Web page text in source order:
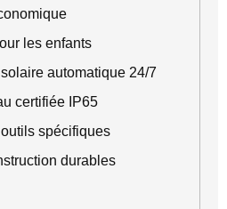
les enfants
automatique 24/7
certifiée IP65
spécifiques
durables